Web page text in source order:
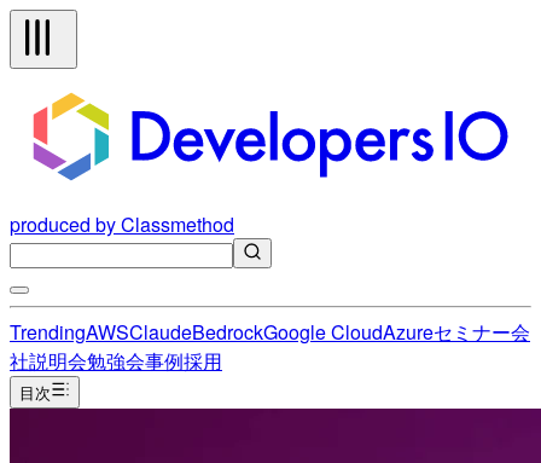
produced by Classmethod
TrendingAWSClaudeBedrockGoogle CloudAzureセミナー会
社説明会勉強会事例採用
目次